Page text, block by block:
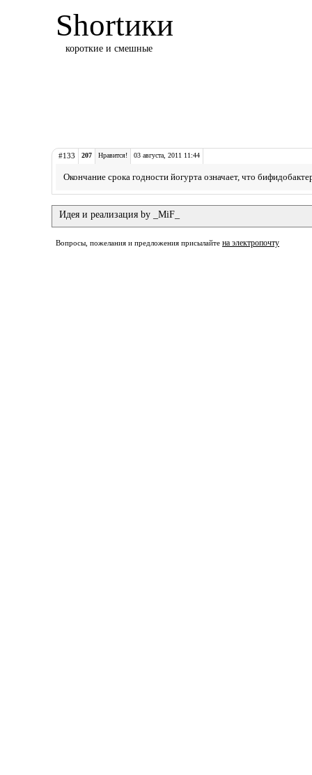
Shortики
короткие и смешные
#133 207 Нравится! 03 августа, 2011 11:44
Окончание срока годности йогурта означает, что
Идея и реализация by _MiF_
Вопросы, пожелания и предложения присылайте на электропочту